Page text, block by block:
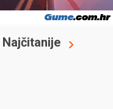
Najčitanije